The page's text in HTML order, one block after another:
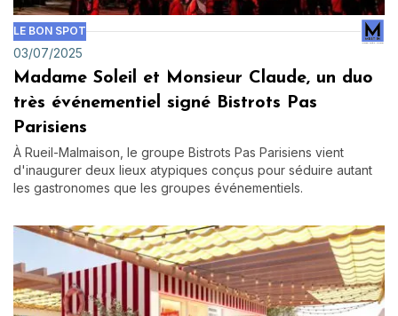
LE BON SPOT
03/07/2025
Madame Soleil et Monsieur Claude, un duo
très événementiel signé Bistrots Pas
Parisiens
À Rueil-Malmaison, le groupe Bistrots Pas Parisiens vient
d'inaugurer deux lieux atypiques conçus pour séduire autant
les gastronomes que les groupes événementiels.